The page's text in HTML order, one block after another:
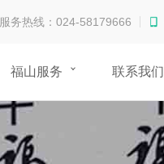
服务热线：024-58179666
福山服务 联系我们